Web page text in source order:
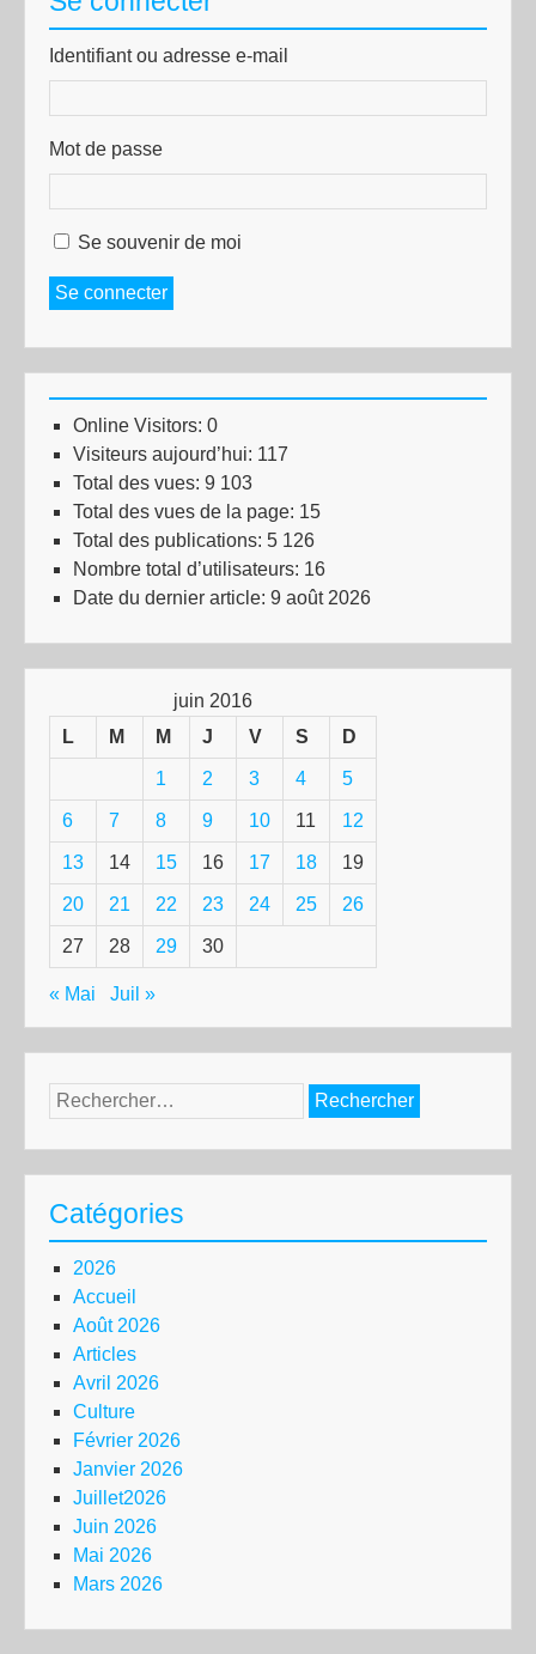
Identifiant ou adresse e-mail
Mot de passe
Se souvenir de moi
Se connecter
Online Visitors: 0
Visiteurs aujourd’hui: 117
Total des vues: 9 103
Total des vues de la page: 15
Total des publications: 5 126
Nombre total d’utilisateurs: 16
Date du dernier article: 9 août 2026
juin 2016
L
M M J V S D
1 2 3 4 5
6 7 8 9 10 11 12
13 14 15 16 17 18 19
20 21 22 23 24 25 26
27 28 29 30
« Mai Juil »
Rechercher :
Catégories
2026
Accueil
Août 2026
Articles
Avril 2026
Culture
Février 2026
Janvier 2026
Juillet2026
Juin 2026
Mai 2026
Mars 2026